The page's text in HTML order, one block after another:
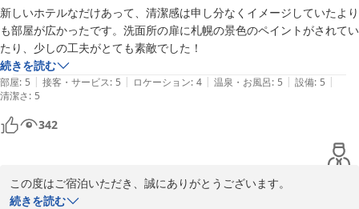
施設運営の参考とさせていただきます。
ぜひまたお近くへお越しの際は当ホテルをご利用くださいませ。
スマイルホテル札幌すすきのミナミ　フロント
スマイルホテル札幌すすきの南
2026-06-04
新しいホテルなだけあって、清潔感は申し分なくイメージしていたより
も部屋が広かったです。洗面所の扉に札幌の景色のペイントがされてい
たり、少しの工夫がとても素敵でした！
続きを読む
部屋: 5 | 接客・サービス: 5 | ロケーション: 4 | 温泉・お風呂: 5 | 設備: 5 |
清潔さ: 5
342
この度はご宿泊いただき、誠にありがとうございます。
続きを読む